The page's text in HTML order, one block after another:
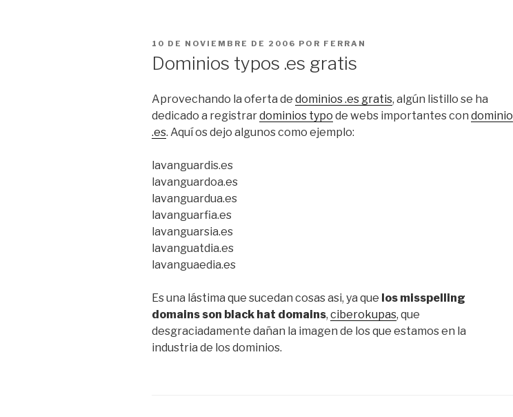
PUBLICADO
10 DE NOVIEMBRE DE 2006 POR FERRAN
Dominios typos .es gratis
Aprovechando la oferta de dominios .es gratis, algún listillo se ha
dedicado a registrardominios typo de webs importantes con dominio
.es. Aquí os dejo algunos como ejemplo:
lavanguardis.es
lavanguardoa.es
lavanguardua.es
lavanguarfia.es
lavanguarsia.es
lavanguatdia.es
lavanguaedia.es
Es una lástima que sucedan cosas asi, ya que los misspelling
domains son black hat domains, ciberokupas, que
desgraciadamente dañan la imagen de los que estamos en la
industria de los dominios.